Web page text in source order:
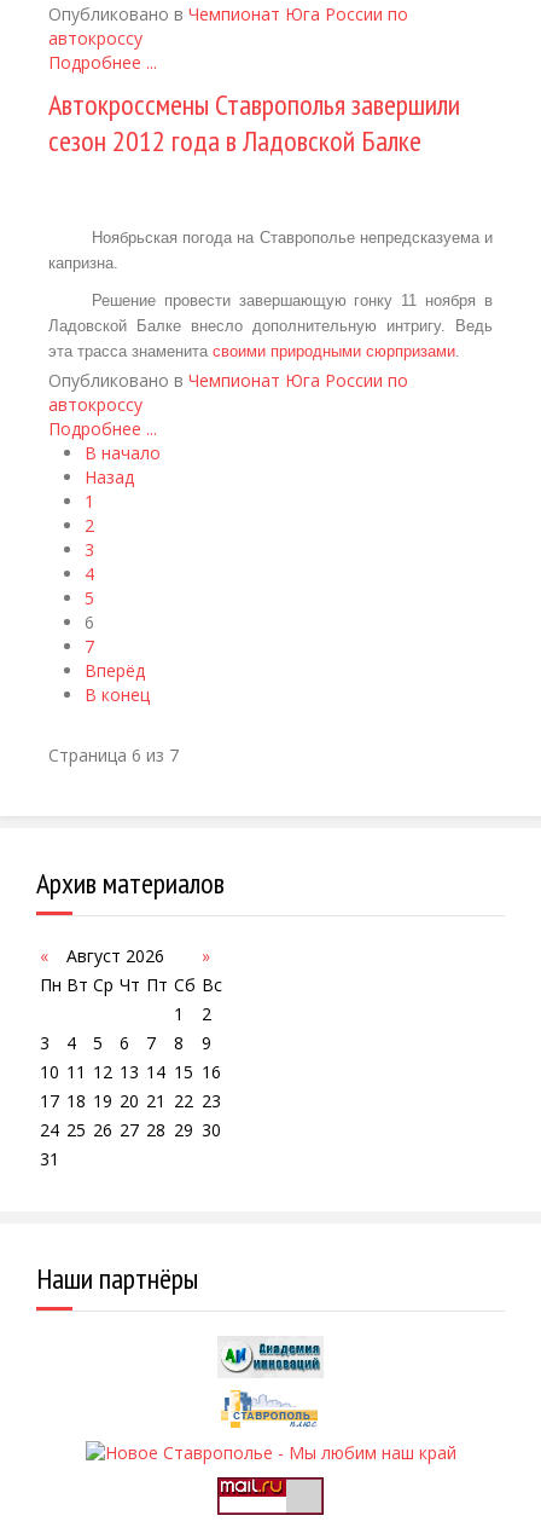
Опубликовано в Чемпионат Юга России по
автокроссу
Подробнее ...
Автокроссмены Ставрополья завершили
сезон 2012 года в Ладовской Балке
Ноябрьская погода на Ставрополье непредсказуема и
капризна.
Решение провести завершающую гонку 11 ноября в
Ладовской Балке внесло дополнительную интригу. Ведь
эта трасса знаменита своими природными сюрпризами.
Опубликовано в Чемпионат Юга России по
автокроссу
Подробнее ...
В начало
Назад
1
2
3
4
5
6
7
Вперёд
В конец
Страница 6 из 7
Архив материалов
« Август 2026
»
Пн Вт Ср Чт Пт Сб Вс
1
2
3
4 5 6 7 8
9
10 11 12 13 14 15 16
17 18 19 20 21 22 23
24 25 26 27 28 29 30
31
Наши партнёры